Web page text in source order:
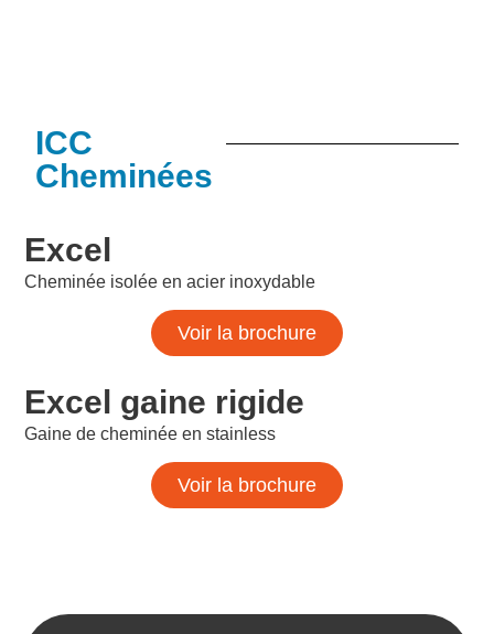
ICC
Cheminées
Excel
Cheminée isolée en acier inoxydable
Voir la brochure
Excel gaine rigide
Gaine de cheminée en stainless
Voir la brochure